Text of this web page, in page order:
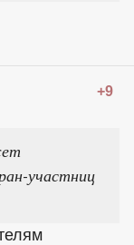
+9
участниц